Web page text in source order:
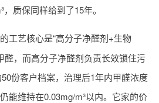
质保同样给到了15年。
工艺核心是“高分子净醛剂+生物
醛，而高分子净醛剂负责长效锁住污
份客户档案，治理后1年内甲醛浓度
能维持在0.03mg/m³以内。它家的价